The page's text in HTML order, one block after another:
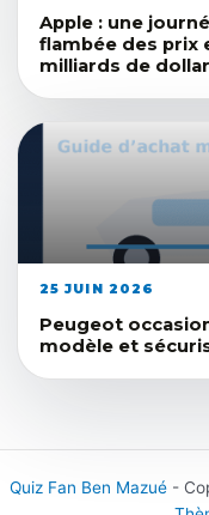
Apple : une
flambée des prix
milliards de
25 JUIN 2026
Peugeot
modèle et
Quiz Fan Ben Mazué-